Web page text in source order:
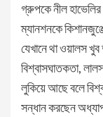
গ্রুপকে নীল হাভেলির
ম্যানশনকে
যেখানে থা ওয়ালস
বিশ্বাসঘাতকতা,
লুকিয়ে আছে বলে
সন্ধান করছেন